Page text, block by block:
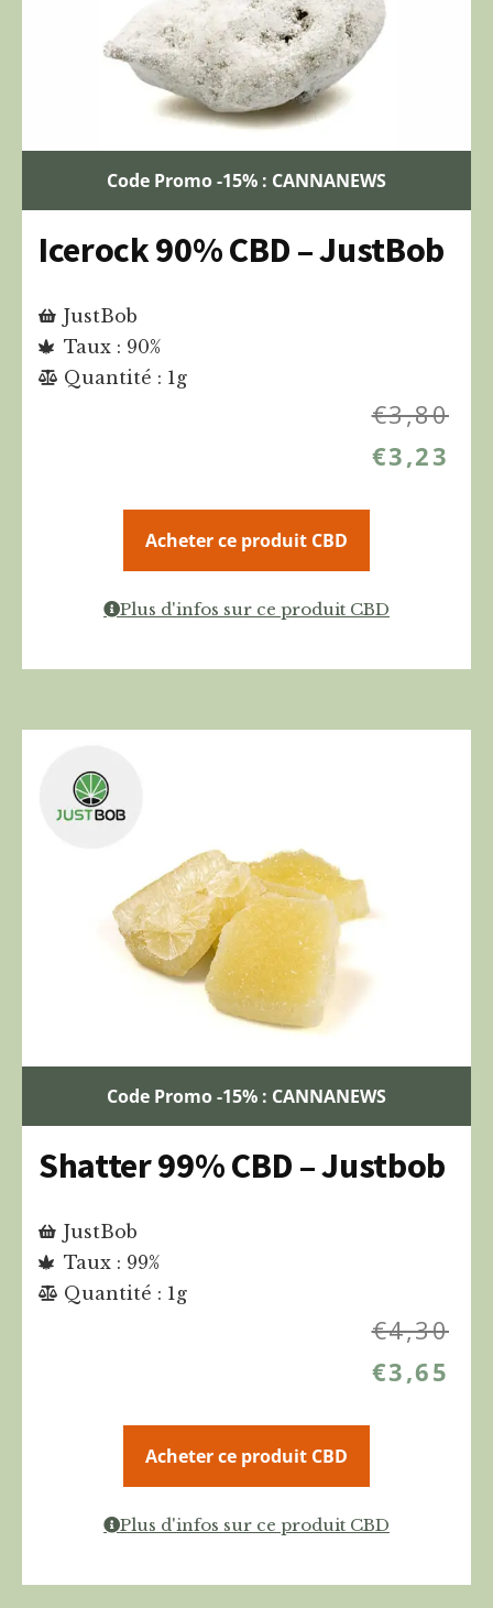
Code Promo -15% : CANNANEWS
Icerock 90% CBD – JustBob
JustBob
Taux : 90%
Quantité : 1g
€3,80
€3,23
Acheter ce produit CBD
Plus d'infos sur ce produit CBD
Code Promo -15% : CANNANEWS
Shatter 99% CBD – Justbob
JustBob
Taux : 99%
Quantité : 1g
€4,30
€3,65
Acheter ce produit CBD
Plus d'infos sur ce produit CBD